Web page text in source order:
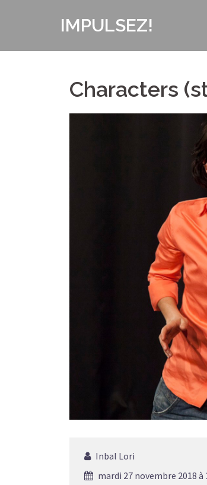
IMPULSEZ!
Characters
Inbal Lori
mardi 27 novembre 2018 à